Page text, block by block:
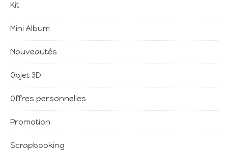
Kit
Mini Album
Nouveautés
Objet 3D
Offres personnelles
Promotion
Scrapbooking